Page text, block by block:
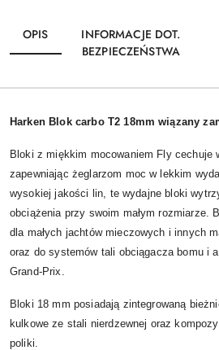
OPIS
INFORMACJE DOT.
BEZPIECZEŃSTWA
Harken Blok carbo T2 18mm wiązany
Bloki z miękkim mocowaniem Fly cechuje
zapewniając żeglarzom moc w lekkim
wysokiej jakości lin, te wydajne bloki
obciążenia przy swoim małym rozmiarze.
dla małych jachtów mieczowych i innych
oraz do systemów tali obciągacza bomu i
Grand-Prix.
Bloki 18 mm posiadają zintegrowaną
kulkowe ze stali nierdzewnej oraz
poliki.